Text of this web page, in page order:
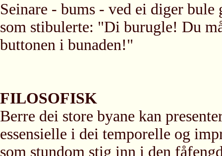
Seinare - bums - ved ei diger
som stibulerte: "Di burugle! Du
buttonen i bunaden!"
FILOSOFISK
Berre dei store byane kan
essensielle i dei temporelle og
som stundom stig inn i den